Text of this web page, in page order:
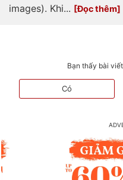
images). Khi...
Bạn thấy bài
Có